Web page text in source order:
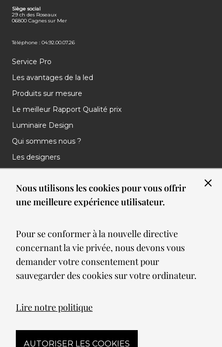
Nous utilisons les cookies pour vous offrir
une meilleure expérience utilisateur.
Pour se conformer à la nouvelle directive
concernant la vie privée, nous devons vous
demander votre consentement pour
sauvegarder des cookies sur votre ordinateur.
Lire notre politique
AUTORISER LES COOKIES
Siège social
29 ch des Roseaux
06800 Cagnes sur Mer
Téléphone : 04.92.00.07.26
Service Pro
Les avantages de la led
Produits sur mesure
Le meilleur Rapport Qualité prix
Luminaire Design
Qui sommes nous ?
Les designers
Nos réalisations
Nos Clients
Meilleures ventes
Blog
© 2026 Spot lumiere led. All Rights Reserved
Mentions légales